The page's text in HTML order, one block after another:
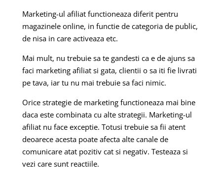
Marketing-ul afiliat functioneaza diferit pentru
magazinele online, in functie de categoria de public,
de nisa in care activeaza etc.
Mai mult, nu trebuie sa te gandesti ca e de ajuns sa
faci marketing afiliat si gata, clientii o sa iti fie livrati
pe tava, iar tu nu mai trebuie sa faci nimic.
Orice strategie de marketing functioneaza mai bine
daca este combinata cu alte strategii. Marketing-ul
afiliat nu face exceptie. Totusi trebuie sa fii atent
deoarece acesta poate afecta alte canale de
comunicare atat pozitiv cat si negativ. Testeaza si
vezi care sunt reactiile.